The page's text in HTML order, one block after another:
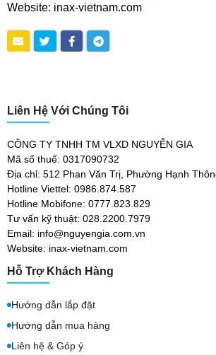
Website: inax-vietnam.com
Liên Hệ Với Chúng Tôi
CÔNG TY TNHH TM VLXD NGUYỄN GIA
Mã số thuế: 0317090732
Địa chỉ: 512 Phan Văn Trị, Phường Hạnh
Hotline Viettel: 0986.874.587
Hotline Mobifone: 0777.823.829
Tư vấn kỹ thuật: 028.2200.7979
Email: info@nguyengia.com.vn
Website: inax-vietnam.com
Hỗ Trợ Khách Hàng
Hướng dẫn lắp đặt
Hướng dẫn mua hàng
Liên hệ & Góp ý